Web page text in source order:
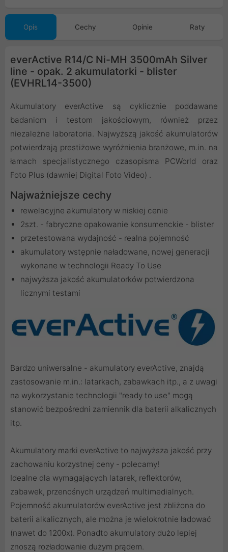
Opis Cechy Opinie Raty
everActive R14/C Ni-MH 3500mAh Silver
line - opak. 2 akumulatorki - blister
(EVHRL14-3500)
Akumulatory everActive są cyklicznie poddawane
badaniom i testom jakościowym, również przez
niezależne laboratoria. Najwyższą jakość akumulatorów
potwierdzają prestiżowe wyróżnienia branżowe, m.in. na
łamach specjalistycznego czasopisma PCWorld oraz
Foto Plus (dawniej Digital Foto Video) .
Najważniejsze cechy
rewelacyjne akumulatory w niskiej cenie
2szt. - fabryczne opakowanie konsumenckie - blister
przetestowana wydajność - realna pojemność
akumulatory wstępnie naładowane, nowej generacji
wykonane w technologii Ready To Use
najwyższa jakość akumulatorków potwierdzona
licznymi testami
Bardzo uniwersalne - akumulatory everActive, znajdą
zastosowanie m.in.: latarkach, zabawkach itp., a z uwagi
na wykorzystanie technologii "ready to use" mogą
stanowić bezpośredni zamiennik dla baterii alkalicznych
itp.
Akumulatory marki everActive to najwyższa jakość przy
zachowaniu korzystnej ceny - polecamy!
Idealne dla wymagających latarek, reflektorów,
zabawek, przenośnych urządzeń multimedialnych.
Pojemność akumulatorów everActive jest zbliżona do
baterii alkalicznych, ale można je wielokrotnie ładować
(nawet do 1200x). Ponadto akumulatory dużo lepiej
znoszą rozładowanie dużym prądem.